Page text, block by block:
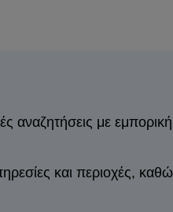
αναζητήσεις με
και περιοχές,